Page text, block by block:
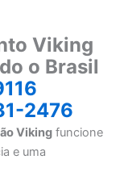
Viking
o Brasil
2476
Viking funcione
e uma